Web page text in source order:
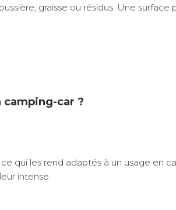
graisse ou résidus. Une
car ?
qui les rend adaptés à un usage en
intense.